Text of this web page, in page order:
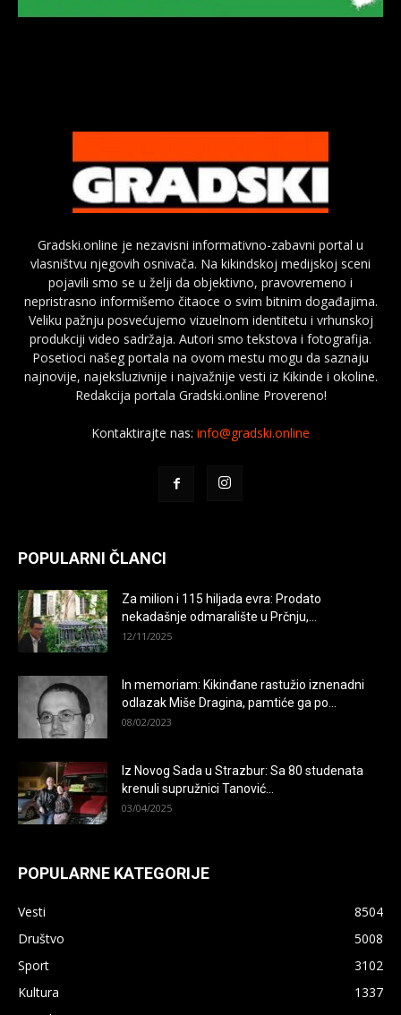
Gradski.online je nezavisni informativno-zabavni portal u
vlasništvu njegovih osnivača. Na kikindskoj medijskoj sceni
pojavili smo se u želji da objektivno, pravovremeno i
nepristrasno informišemo čitaoce o svim bitnim događajima.
Veliku pažnju posvećujemo vizuelnom identitetu i vrhunskoj
produkciji video sadržaja. Autori smo tekstova i fotografija.
Posetioci našeg portala na ovom mestu mogu da saznaju
najnovije, najeksluzivnije i najvažnije vesti iz Kikinde i okoline.
Redakcija portala Gradski.online Provereno!
Kontaktirajte nas: info@gradski.online
POPULARNI ČLANCI
Za milion i 115 hiljada evra: Prodato
nekadašnje odmaralište u Prčnju,...
12/11/2025
In memoriam: Kikinđane rastužio iznenadni
odlazak Miše Dragina, pamtiće ga po...
08/02/2023
Iz Novog Sada u Strazbur: Sa 80 studenata
krenuli supružnici Tanović...
03/04/2025
POPULARNE KATEGORIJE
Vesti
8504
Društvo
5008
Sport
3102
Kultura
1337